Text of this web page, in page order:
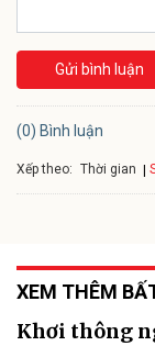
Gửi bình luận
(0) Bình luận
Xếp theo: Thời gian
XEM THÊM
Khơi thông